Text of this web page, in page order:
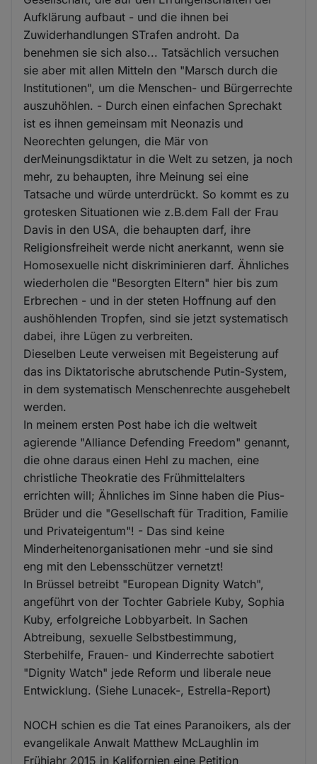
Aufklärung aufbaut - und die ihnen bei
Zuwiderhandlungen STrafen androht. Da
benehmen sie sich also... Tatsächlich versuchen
sie aber mit allen Mitteln den "Marsch durch die
Institutionen", um die Menschen- und Bürgerrechte
auszuhöhlen. - Durch einen einfachen Sprechakt
ist es ihnen gemeinsam mit Neonazis und
Neorechten gelungen, die Mär von
derMeinungsdiktatur in die Welt zu setzen, ja noch
mehr, zu behaupten, ihre Meinung sei eine
Tatsache und würde unterdrückt. So kommt es zu
grotesken Situationen wie z.B.dem Fall der Frau
Davis in den USA, die behaupten darf, ihre
Religionsfreiheit werde nicht anerkannt, wenn sie
Homosexuelle nicht diskriminieren darf. Ähnliches
wiederholen die "Besorgten Eltern" hier bis zum
Erbrechen - und in der steten Hoffnung auf den
aushöhlenden Tropfen, sind sie jetzt systematisch
dabei, ihre Lügen zu verbreiten.
Dieselben Leute verweisen mit Begeisterung auf
das ins Diktatorische abrutschende Putin-System,
in dem systematisch Menschenrechte ausgehebelt
werden.
In meinem ersten Post habe ich die weltweit
agierende "Alliance Defending Freedom" genannt,
die ohne daraus einen Hehl zu machen, eine
christliche Theokratie des Frühmittelalters
errichten will; Ähnliches im Sinne haben die Pius-
Brüder und die "Gesellschaft für Tradition, Familie
und Privateigentum"! - Das sind keine
Minderheitenorganisationen mehr -und sie sind
eng mit den Lebensschützer vernetzt!
In Brüssel betreibt "European Dignity Watch",
angeführt von der Tochter Gabriele Kuby, Sophia
Kuby, erfolgreiche Lobbyarbeit. In Sachen
Abtreibung, sexuelle Selbstbestimmung,
Sterbehilfe, Frauen- und Kinderrechte sabotiert
"Dignity Watch" jede Reform und liberale neue
Entwicklung. (Siehe Lunacek-, Estrella-Report)
NOCH schien es die Tat eines Paranoikers, als der
evangelikale Anwalt Matthew McLaughlin im
Frühjahr 2015 in Kalifornien eine Petition